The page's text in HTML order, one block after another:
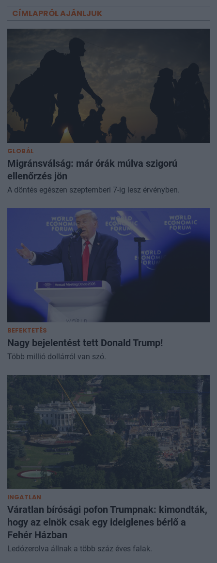
CÍMLAPRÓL AJÁNLJUK
GLOBÁL
Migránsválság: már órák múlva szigorú
ellenőrzés jön
A döntés egészen szeptemberi 7-ig lesz érvényben.
BEFEKTETÉS
Nagy bejelentést tett Donald Trump!
Több millió dollárról van szó.
INGATLAN
Váratlan bírósági pofon Trumpnak: kimondták,
hogy az elnök csak egy ideiglenes bérlő a
Fehér Házban
Ledózerolva állnak a több száz éves falak.